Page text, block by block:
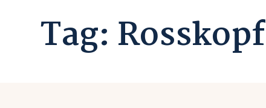
Tag: Rosskopf